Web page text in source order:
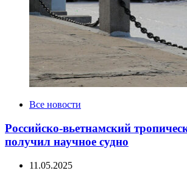
CategoriesВсе новости
Российско-вьетнамский
получил научное судно
11.05.2025